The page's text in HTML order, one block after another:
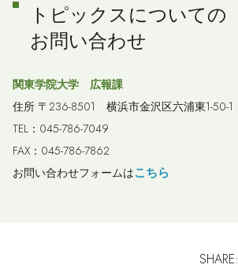
トピックスについての
お問い合わせ
関東学院大学 広報課
住所 〒236-8501 横浜市金沢区六浦東1-50-1
TEL：045-786-7049
FAX：045-786-7862
お問い合わせフォームはこちら
SHARE: